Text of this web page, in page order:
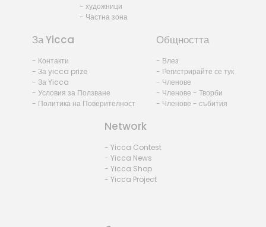
- художници
- Частна зона
За Yicca
- Контакти
- За yicca prize
- За Yicca
- Условия за Ползване
- Политика на Поверителност
Общността
- Влез
- Регистрирайте се тук
- Членове
- Членове - Творби
- Членове - събития
Network
- Yicca Contest
- Yicca News
- Yicca Shop
- Yicca Project